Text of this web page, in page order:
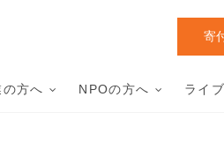
・フォー・ピ
・ピースは、すべてのダイヤモンドが人道
寄
の方へ NPOの方へ ライ